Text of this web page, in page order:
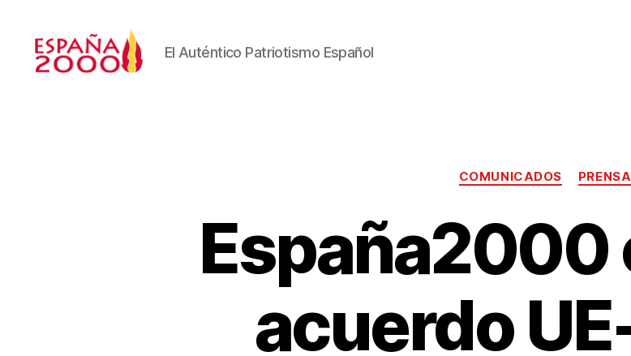
El Auténtico Patriotismo Español
COMUNICADOS PRENSA
España2000
acuerdo